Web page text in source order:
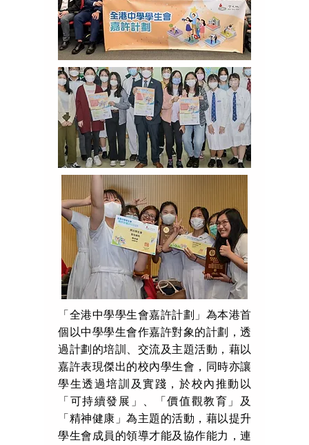
「全港中學學生會嘉許計劃」為本港首
個以中學學生會作嘉許對象的計劃，透
過計劃的培訓、交流及主題活動，藉以
嘉許表現傑出的校內學生會，同時亦讓
學生透過培訓及實踐，於校內推動以
「可持續發展」、「價值觀教育」及
「精神健康」為主題的活動，藉以提升
學生會成員的領導才能及協作能力，連